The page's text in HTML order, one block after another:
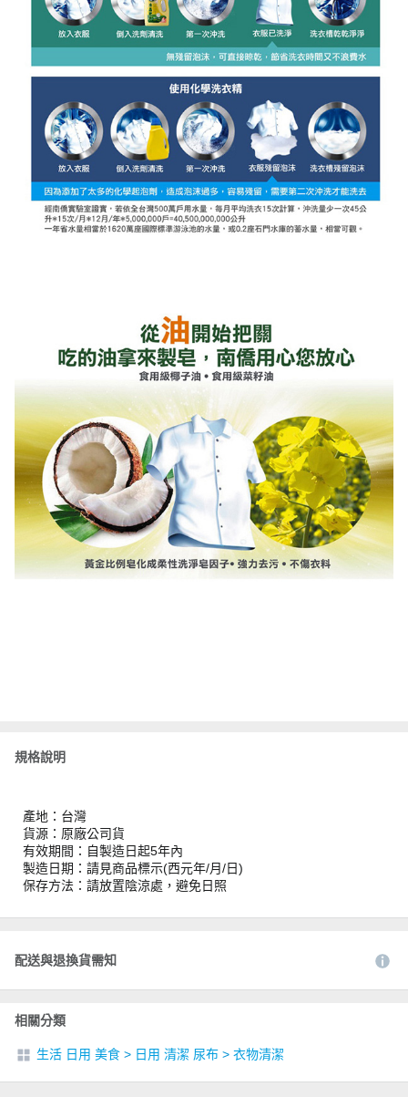
規格說明
產地：台灣
貨源：原廠公司貨
有效期間：自製造日起5年內
製造日期：請見商品標示(西元年/月/日)
保存方法：請放置陰涼處，避免日照
配送與退換貨需知
相關分類
生活 日用 美食 > 日用 清潔 尿布 > 衣物清潔